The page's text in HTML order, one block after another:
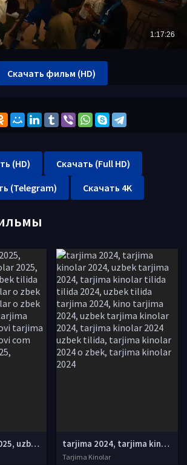
Скачать фильм (HD)
(HD)
Скачать (Full HD)
(Telegram)
Скачать 4K
tarjima kinolar 2025, uzbek tarjima kinolar 2025, tarjima kinolar uzbek tilida 2025, tarjima kinolar o zbek 2025, tarjima kinolar o zbek tilida 2025, yangi tarjima kinolar 2025, uzmovi tarjima kinolar 2025, uzmovi com tarjima kinolar 2025, uzbekcha t tarjima 2024, tarjima kinolar 2024, uzbek tarjima 2024, tarjima kinolar tilida tilida 2024, uzbek tilida tarjima 2024, kino tarjima 2024, uzbek tarjima kinolar 2024, tarjima kinolar 2024 uzbek tilida, tarjima kinolar 2024 o zbek, tarjima kinolar 2024
Tarjima Kinolar